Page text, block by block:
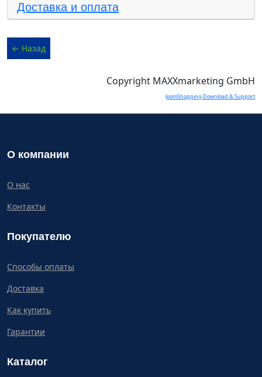
Доставка и оплата
Copyright MAXXmarketing GmbH
JoomShopping Download & Support
О компании
О нас
Контакты
Покупателю
Способы оплаты
Доставка
Как купить
Гарантии
Каталог